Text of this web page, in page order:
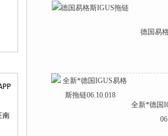
南
德国易
全新*德国